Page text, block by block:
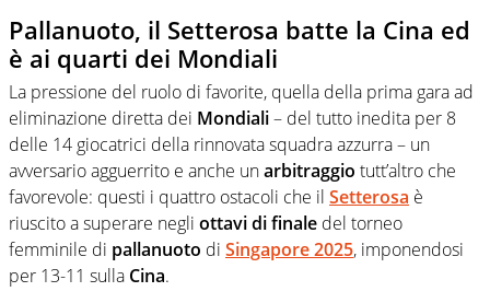
Pallanuoto, il Setterosa batte la Cina ed
è ai quarti dei Mondiali
La pressione del ruolo di favorite, quella della prima gara ad
eliminazione diretta dei Mondiali– del tutto inedita per 8
delle 14 giocatrici della rinnovata squadra azzurra – un
avversario agguerrito e anche unarbitraggio tutt’altro che
favorevole: questi i quattro ostacoli che il Setterosa è
riuscito a superare negli ottavi di finale del torneo
femminile di pallanuoto di Singapore 2025, imponendosi
per 13-11 sulla Cina.